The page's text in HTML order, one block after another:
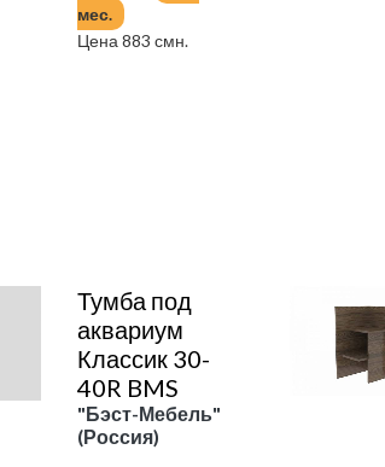
мес.
Цена 883 смн.
Тумба под
аквариум
Классик 30-
40R BMS
"Бэст-Мебель"
(Россия)